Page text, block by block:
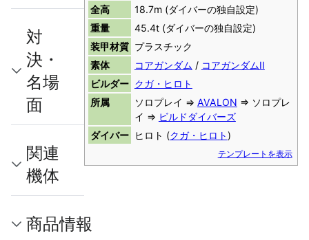
全高
18.7m (ダイバーの独自設定)
重量
45.4t (ダイバーの独自設定)
装甲材質 プラスチック
素体
コアガンダム / コアガンダムII
ビルダー クガ・ヒロト
所属
ソロプレイ ⇒ AVALON ⇒ ソロプレ
イ ⇒ ビルドダイバーズ
ダイバー ヒロト (クガ・ヒロト)
テンプレートを表示
対
決・
名場
面
関連
機体
商品情報